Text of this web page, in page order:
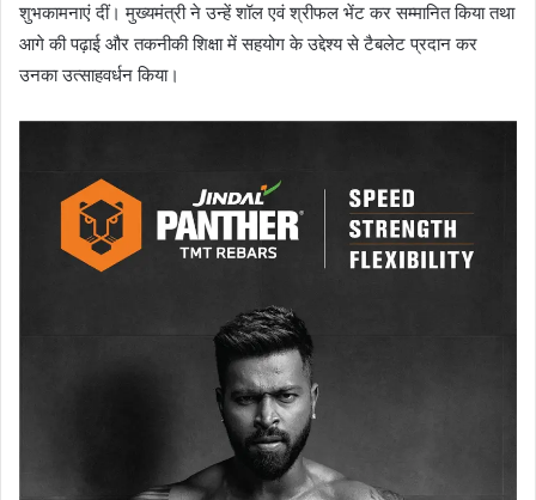
शुभकामनाएं दीं। मुख्यमंत्री ने उन्हें शॉल एवं श्रीफल भेंट कर सम्मानित किया तथा
आगे की पढ़ाई और तकनीकी शिक्षा में सहयोग के उद्देश्य से टैबलेट प्रदान कर
उनका उत्साहवर्धन किया।